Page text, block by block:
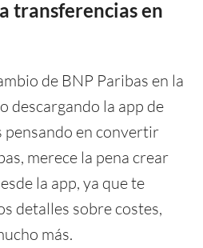
transferencias en
de BNP Paribas en la
descargando la app de
pensando en convertir
merece la pena crear
la app, ya que te
detalles sobre costes,
más.